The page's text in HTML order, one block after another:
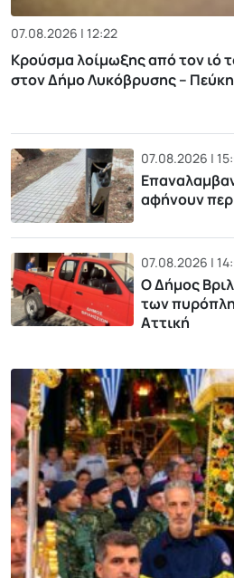
07.08.2026 | 12:22
Κρούσμα λοίμωξης από τον ιό
στον Δήμο Λυκόβρυσης –
07.08.2026 |
αφήνουν
07.08.2026 |
Ο Δήμος
των
Αττική